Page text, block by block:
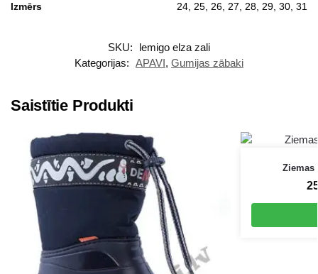
Izmērs 24, 25, 26, 27, 28, 29, 30, 31
SKU:
lemigo elza zali
Kategorijas: APAVI, Gumijas zābaki
Saistītie Produkti
Ziemas